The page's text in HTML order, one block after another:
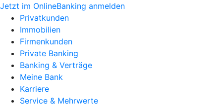
Jetzt im OnlineBanking anmelden
Privatkunden
Immobilien
Firmenkunden
Private Banking
Banking & Verträge
Meine Bank
Karriere
Service & Mehrwerte